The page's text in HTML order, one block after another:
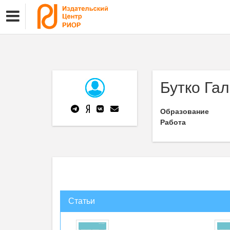
Бутко
Образование
Работа
Статьи